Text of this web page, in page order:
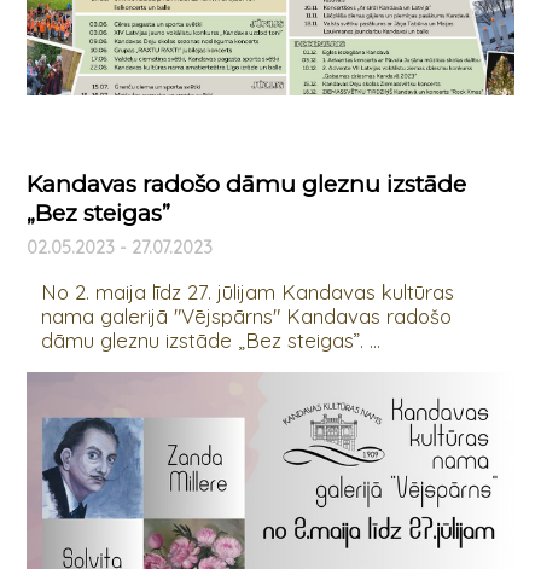
Kandavas radošo dāmu gleznu izstāde
„Bez steigas”
02.05.2023 - 27.07.2023
No 2. maija līdz 27. jūlijam Kandavas kultūras
nama galerijā "Vējspārns" Kandavas radošo
dāmu gleznu izstāde „Bez steigas”. ...